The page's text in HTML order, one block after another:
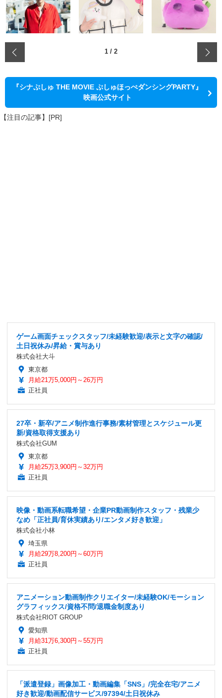
1 / 2
『シナぷしゅ THE MOVIE ぷしゅほっぺダンシングPARTY』
映画公式サイト
【注目の記事】[PR]
ゲーム画面チェックスタッフ/未経験歓迎/表示と文字の確認/
土日祝休み/昇給・賞与あり
株式会社大斗
東京都
月給21万5,000円～26万円
正社員
27卒・新卒/アニメ制作進行事務/素材管理とスケジュール更
新/資格取得支援あり
株式会社GUM
東京都
月給25万3,900円～32万円
正社員
映像・動画系転職希望・企業PR動画制作スタッフ・残業少
なめ「正社員/育休実績あり/エンタメ好き歓迎」
株式会社小林
埼玉県
月給29万8,200円～60万円
正社員
アニメーション動画制作クリエイター/未経験OK/モーション
グラフィックス/資格不問/退職金制度あり
株式会社RIOT GROUP
愛知県
月給31万6,300円～55万円
正社員
「派遣登録」画像加工・動画編集「SNS」/完全在宅/アニメ
好き歓迎/動画配信サービス/97394/土日祝休み